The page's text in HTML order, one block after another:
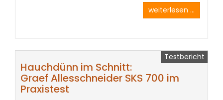
weiterlesen ...
Testbericht
Hauchdünn im Schnitt:
Graef Allesschneider SKS 700 im
Praxistest